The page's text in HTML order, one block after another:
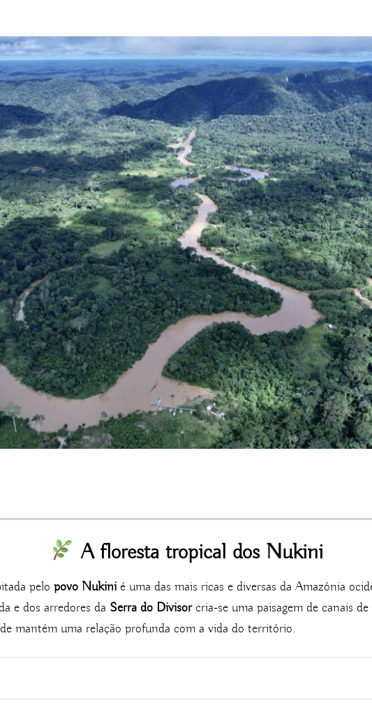
A floresta tropical dos Nukini
pelo povo Nukini é uma das mais ricas e diversas da Amazónia
e dos arredores da Serra do Divisorcria-se uma paisagem de canais
mantém uma relação profunda com a vida do território.